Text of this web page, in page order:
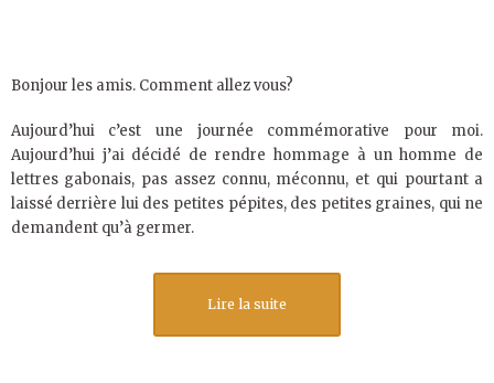
Bonjour les amis. Comment allez vous?
Aujourd’hui c’est une journée commémorative pour moi.
Aujourd’hui j’ai décidé de rendre hommage à un homme de
lettres gabonais, pas assez connu, méconnu, et qui pourtant a
laissé derrière lui des petites pépites, des petites graines, qui ne
demandent qu’à germer.
Lire la suite